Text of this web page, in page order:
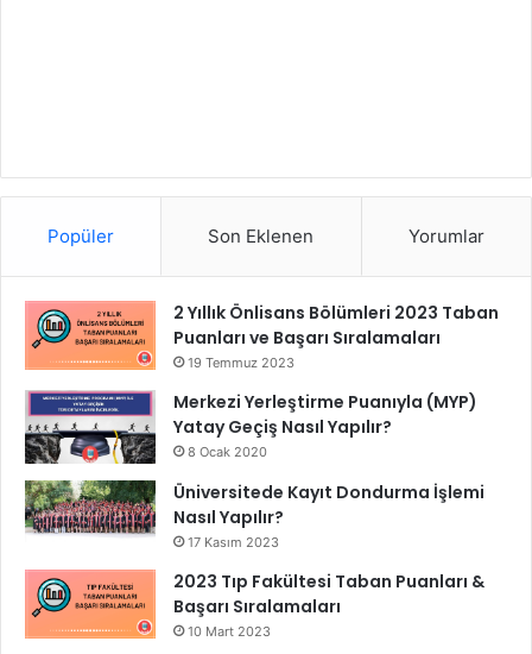
Popüler Son Eklenen Yorumlar
2 Yıllık Önlisans Bölümleri 2023 Taban
Puanları ve Başarı Sıralamaları
19 Temmuz 2023
Merkezi Yerleştirme Puanıyla (MYP)
Yatay Geçiş Nasıl Yapılır?
8 Ocak 2020
Üniversitede Kayıt Dondurma İşlemi
Nasıl Yapılır?
17 Kasım 2023
2023 Tıp Fakültesi Taban Puanları &
Başarı Sıralamaları
10 Mart 2023